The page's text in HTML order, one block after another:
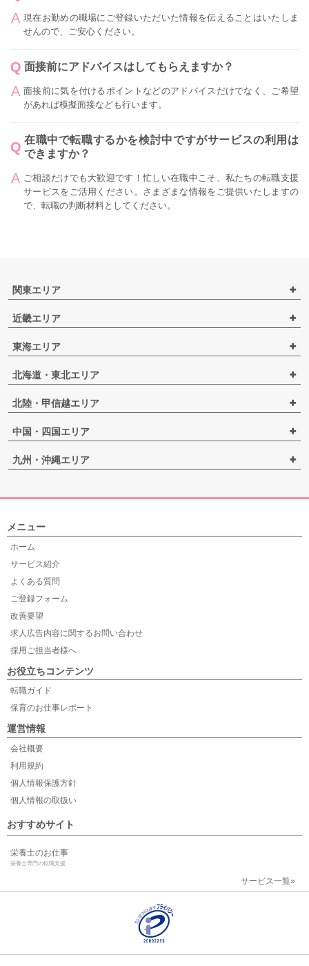
現在お勤めの職場にご登録いただいた情報を伝えることはいたしま
せんので、ご安心ください。
面接前にアドバイスはしてもらえますか？
面接前に気を付けるポイントなどのアドバイスだけでなく、ご希望
があれば模擬面接なども行います。
在職中で転職するかを検討中ですがサービスの利用は
できますか？
ご相談だけでも大歓迎です！忙しい在職中こそ、私たちの転職支援
サービスをご活用ください。さまざまな情報をご提供いたしますの
で、転職の判断材料としてください。
関東エリア
近畿エリア
東海エリア
北海道・東北エリア
北陸・甲信越エリア
中国・四国エリア
九州・沖縄エリア
メニュー
ホーム
サービス紹介
よくある質問
ご登録フォーム
改善要望
求人広告内容に関するお問い合わせ
採用ご担当者様へ
お役立ちコンテンツ
転職ガイド
保育のお仕事レポート
運営情報
会社概要
利用規約
個人情報保護方針
個人情報の取扱い
おすすめサイト
栄養士のお仕事
栄養士専門の転職支援
サービス一覧»